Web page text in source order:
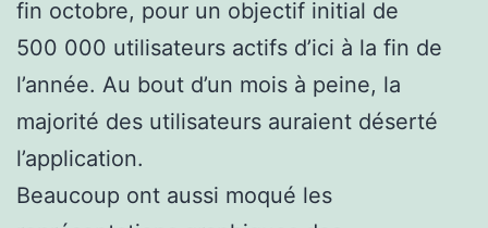
fin octobre, pour un objectif initial de
500 000 utilisateurs actifs d’ici à la fin de
l’année. Au bout d’un mois à peine, la
majorité des utilisateurs auraient déserté
l’application.
Beaucoup ont aussi moqué les